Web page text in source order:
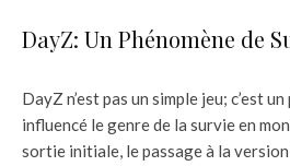
DayZ: Un Phénomène de
DayZ n’est pas un simple jeu; c’est
influencé le genre de la survie en
sortie initiale, le passage à la